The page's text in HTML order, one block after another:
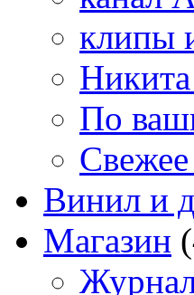
клипы
По
Винил и
Магазин